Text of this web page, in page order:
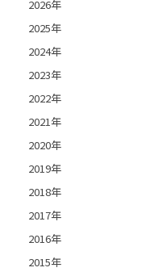
2026年
2025年
2024年
2023年
2022年
2021年
2020年
2019年
2018年
2017年
2016年
2015年